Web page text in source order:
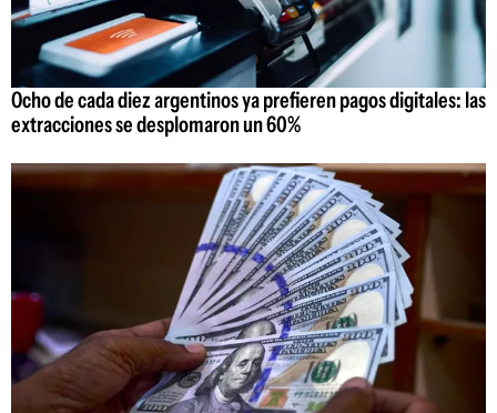
Ocho de cada diez argentinos ya prefieren pagos digitales: las
extracciones se desplomaron un 60%